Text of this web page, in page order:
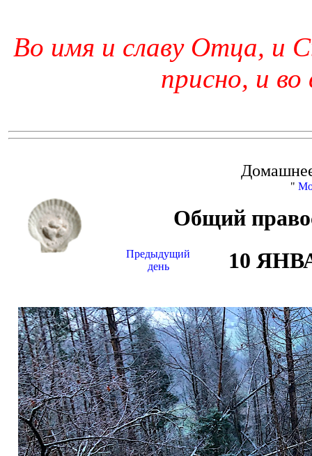
Во имя и славу Отца, и
присно, и во
"
Общий
Предыдущий
день
10